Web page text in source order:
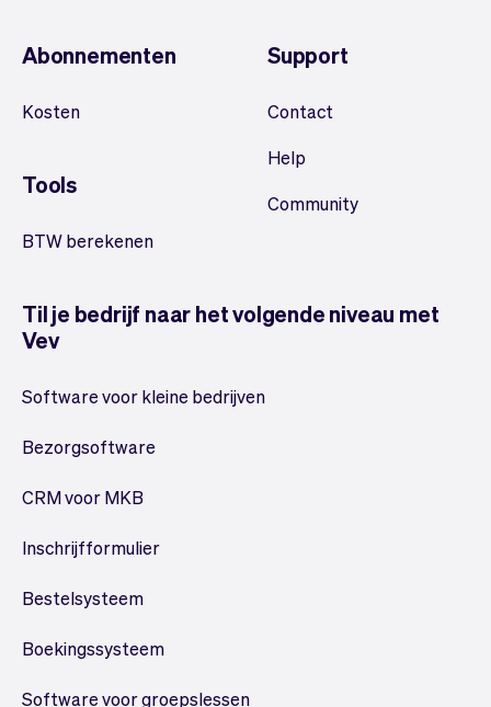
Abonnementen
Kosten
Tools
BTW berekenen
Support
Contact
Help
Community
Til je bedrijf naar het volgende niveau met
Vev
Software voor kleine bedrijven
Bezorgsoftware
CRM voor MKB
Inschrijfformulier
Bestelsysteem
Boekingssysteem
Software voor groepslessen